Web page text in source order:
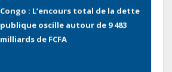
Congo : L’encours total de la dette
publique oscille autour de 9 483
milliards de FCFA